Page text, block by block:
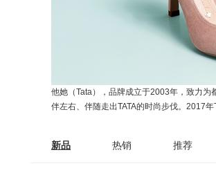
他她（Tata），品牌成立于2003年，致力为
伴左右、伴随走出TATA的时尚步伐。2017
新品 热销 推荐